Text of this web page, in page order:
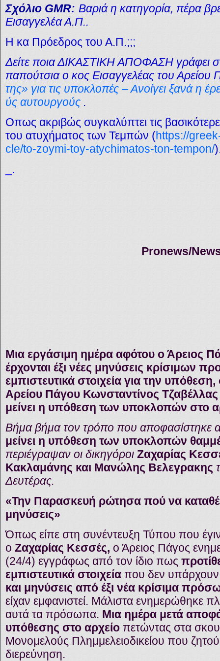
Σχόλιο GMR: Βαριά η κατηγορία, πέρα
Εισαγγελέα Α.Π..
Η κα Πρόεδρος του Α.Π.;;;
Δείτε ποια ΔΙΚΑΣΤΙΚΗ ΑΠΟΦΑΣΗ γράφει
παπούτσια ο κος Εισαγγελέας του
της» για τις υποκλοπές – Ανοίγει ξανά η
ύς αυτουργούς .
Οπως ακριβώς συγκαλύπτει τις βασικότερες
του ατυχήματος των Τεμπών (https://
cle/to-zoymi-toy-atychimatos-ton-tempon/
_.
Pronews/
Μια εργάσιμη ημέρα αφότου ο Άρειος
έρχονται έξι νέες μηνύσεις κρίσιμων
εμπιστευτικά στοιχεία για την
Αρείου Πάγου Κωνσταντίνος
μείνει η υπόθεση των υποκλοπών στο
Βήμα βήμα τον τρόπο που αποφασίστηκε
μείνει η υπόθεση των υποκλοπών
περιέγραψαν οι δικηγόροι Ζαχαρίας
Κακλαμάνης και Μανώλης Βελεγρακης
Δευτέρας.
«Την Παρασκευή ρώτησα πού να
μηνύσεις»
Όπως είπε στη συνέντευξη Τύπου που
ο Ζαχαρίας Κεσσές, ο Άρειος Πάγος
(24/4) εγγράφως από τον ίδιο πως
εμπιστευτικά στοιχεία που δεν
και μηνύσεις από έξι νέα κρίσιμα
είχαν εμφανιστεί. Μάλιστα ενημερώθηκε
αυτά τα πρόσωπα. Μια ημέρα μετά
υπόθεσης στο αρχείο πετώντας στα
Μονομελούς Πλημμελειοδικείου που
διερεύνηση.